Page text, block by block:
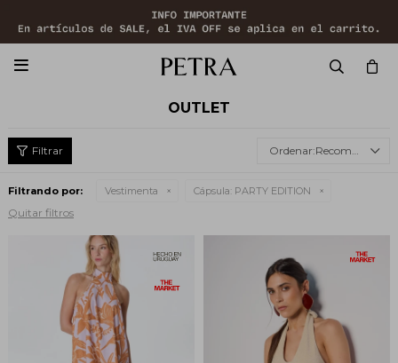

OUTLET
Recomendados
Filtrando por: Vestimenta Cápsula: PARTY EDITION
Quitar filtros